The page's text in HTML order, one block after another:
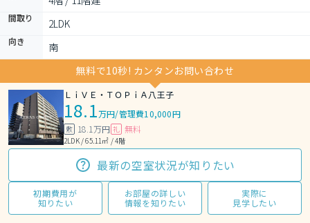
間取り 2LDK
向き
南
無料で10秒! カンタンお問い合わせ
ＬｉＶＥ・ＴＯＰｉＡ八王子
18.1万円/管理費10,000円
敷 18.1万円 礼 無料
2LDK / 65.11㎡ / 4階
最新の空室状況が知りたい
初期費用が
知りたい
お部屋の詳しい
情報を知りたい
実際に
見学したい